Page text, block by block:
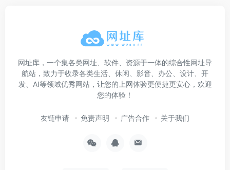
网址库，一个集各类网址、软件、资源于一体的综合性网址导
航站，致力于收录各类生活、休闲、影音、办公、设计、开
发、AI等领域优秀网站，让您的上网体验更便捷更安心，欢迎
您的体验！
友链申请 免责声明 广告合作 关于我们